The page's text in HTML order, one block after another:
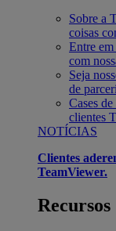
Sobre a
coisas
Entre
com
Seja
de
Cases de
clientes
NOTÍCIAS
Clientes
TeamViewer.
Recursos